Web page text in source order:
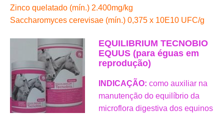
Zinco quelatado (mín.) 2.400mg/kg
Saccharomyces cerevisae (mín.) 0,375 x 10E10 UFC/g
EQUILIBRIUM TECNOBIO
EQUUS (para éguas em
reprodução)
INDICAÇÃO: como auxiliar na
manutenção do equilíbrio da
microflora digestiva dos equinos